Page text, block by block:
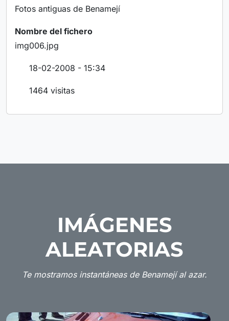
Fotos antiguas de Benamejí
Nombre del fichero
img006.jpg
18-02-2008 - 15:34
1464 visitas
IMÁGENES
ALEATORIAS
Te mostramos instantáneas de Benamejí al azar.